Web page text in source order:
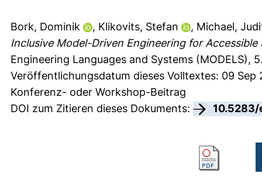
Bork, Dominik , Klikovits, Stefan , Michael,
Inclusive Model-Driven Engineering for Accessible
Engineering Languages and Systems (MODELS),
Veröffentlichungsdatum dieses Volltextes: 09 Sep
Konferenz- oder Workshop-Beitrag
DOI zum Zitieren dieses Dokuments: